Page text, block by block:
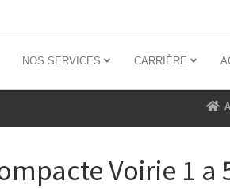
NOS SERVICES CARRIÈRE
Voirie 1 a